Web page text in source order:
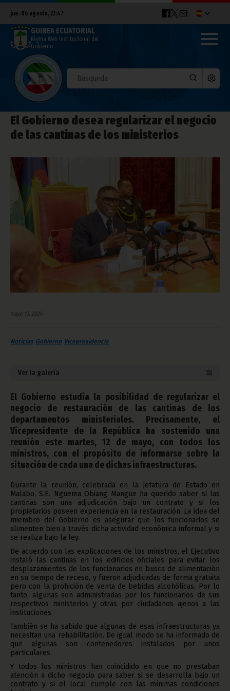
jue. 06 agosto, 22:47
GUINEA ECUATORIAL
Página Web Institucional del
Gobierno
El Gobierno desea regularizar el negocio
de las cantinas de los ministerios
mayo 13, 2026
Noticias Gobierno Vicepresidencia
Ver la galería
El Gobierno estudia la posibilidad de regularizar el
negocio de restauración de las cantinas de los
departamentos ministeriales. Precisamente, el
Vicepresidente de la República ha sostenido una
reunión este martes, 12 de mayo, con todos los
ministros, con el propósito de informarse sobre la
situación de cada una de dichas infraestructuras.
Durante la reunión, celebrada en la Jefatura de Estado en
Malabo, S.E. Nguema Obiang Mangue ha querido saber si las
cantinas son una adjudicación bajo un contrato y si los
propietarios poseen experiencia en la restauración. La idea del
miembro del Gobierno es asegurar que los funcionarios se
alimenten bien a través dicha actividad económica informal y si
se realiza bajo la ley.
De acuerdo con las explicaciones de los ministros, el Ejecutivo
instaló las cantinas en los edificios oficiales para evitar los
desplazamientos de los funcionarios en busca de alimentación
en su tiempo de receso, y fueron adjudicadas de forma gratuita
pero con la prohición de venta de bebidas alcohólicas. Por lo
tanto, algunas son administradas por los funcionarios de sus
respectivos ministerios y otras por ciudadanos ajenos a las
instituciones.
También se ha sabido que algunas de esas infraestructuras ya
necesitan una rehabilitación. De igual modo se ha informado de
que algunas son contenedores instalados por unos
particulares.
Y todos los ministros han coincidido en que no prestaban
atención a dicho negocio para saber si se desarrolla bajo un
contrato y si el local cumple con las mínimas condiciones